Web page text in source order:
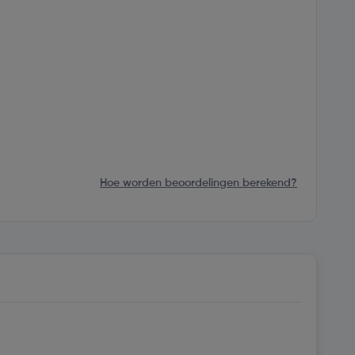
Hoe worden beoordelingen berekend?